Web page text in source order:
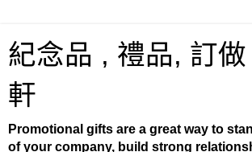
紀念品 , 禮品, 訂
軒
Promotional gifts are a great way to
of your company, build strong